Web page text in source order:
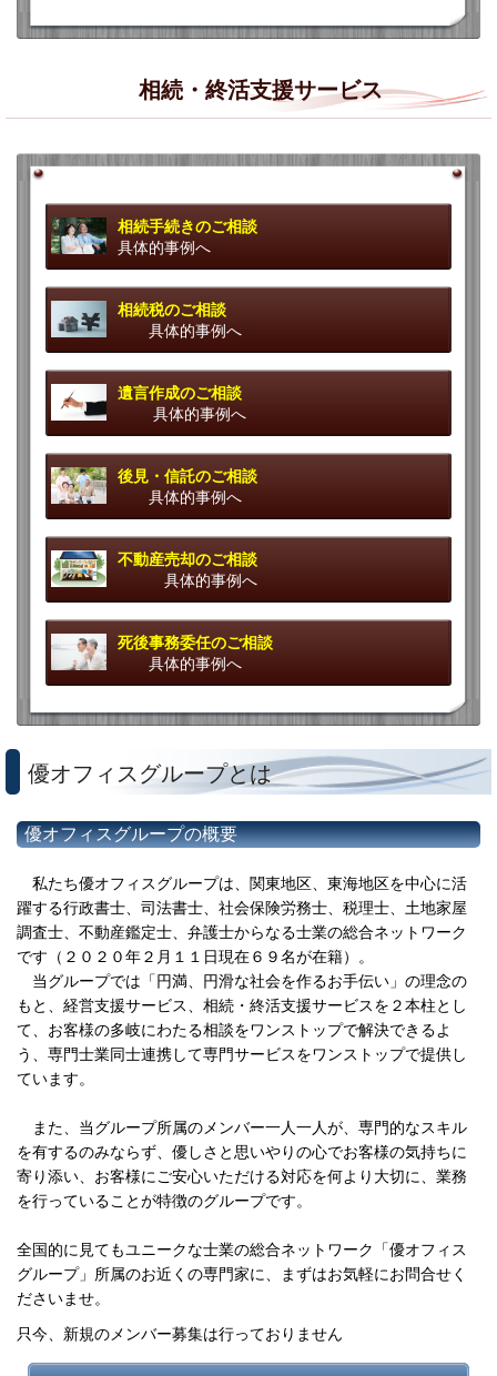
相続・終活支援サービス
相続手続きのご相談
具体的事例へ
相続税のご相談
具体的事例へ
遺言作成のご相談
具体的事例へ
後見・信託のご相談
具体的事例へ
不動産売却のご相談
具体的事例へ
死後事務委任のご相談
具体的事例へ
優オフィスグループとは
優オフィスグループの概要
私たち優オフィスグループは、関東地区、東海地区を中心に活
躍する行政書士、司法書士、社会保険労務士、税理士、土地家屋
調査士、不動産鑑定士、弁護士からなる士業の総合ネットワーク
です（２０２０年２月１１日現在６９名が在籍）。
当グループでは「円満、円滑な社会を作るお手伝い」の理念の
もと、経営支援サービス、相続・終活支援サービスを２本柱とし
て、お客様の多岐にわたる相談をワンストップで解決できるよ
う、専門士業同士連携して専門サービスをワンストップで提供し
ています。
また、当グループ所属のメンバー一人一人が、専門的なスキル
を有するのみならず、優しさと思いやりの心でお客様の気持ちに
寄り添い、お客様にご安心いただける対応を何より大切に、業務
を行っていることが特徴のグループです。
全国的に見てもユニークな士業の総合ネットワーク「優オフィス
グループ」所属のお近くの専門家に、まずはお気軽にお問合せく
ださいませ。
只今、新規のメンバー募集は行っておりません